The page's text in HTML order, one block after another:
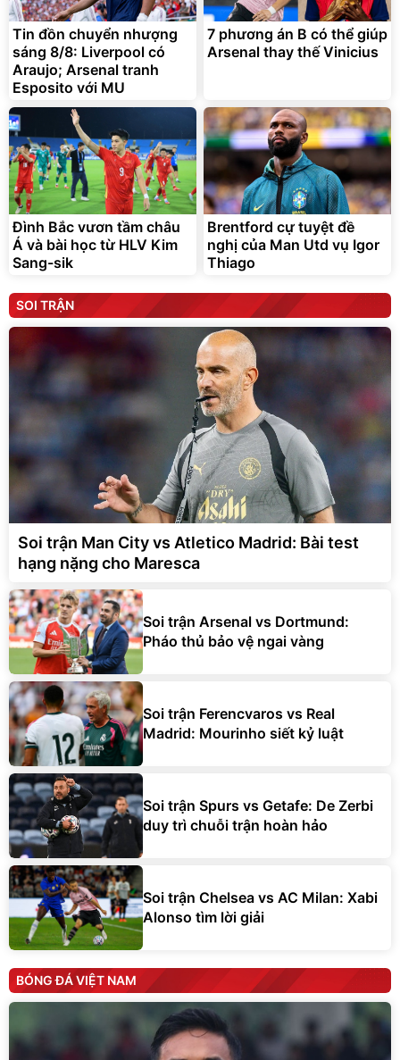
Tin đồn chuyển nhượng
sáng 8/8: Liverpool có
Araujo; Arsenal tranh
Esposito với MU
7 phương án B có thể giúp
Arsenal thay thế Vinicius
Đình Bắc vươn tầm châu
Á và bài học từ HLV Kim
Sang-sik
Brentford cự tuyệt đề
nghị của Man Utd vụ Igor
Thiago
SOI TRẬN
Soi trận Man City vs Atletico Madrid: Bài test
hạng nặng cho Maresca
Soi trận Arsenal vs Dortmund:
Pháo thủ bảo vệ ngai vàng
Soi trận Ferencvaros vs Real
Madrid: Mourinho siết kỷ luật
Soi trận Spurs vs Getafe: De Zerbi
duy trì chuỗi trận hoàn hảo
Soi trận Chelsea vs AC Milan: Xabi
Alonso tìm lời giải
BÓNG ĐÁ VIỆT NAM